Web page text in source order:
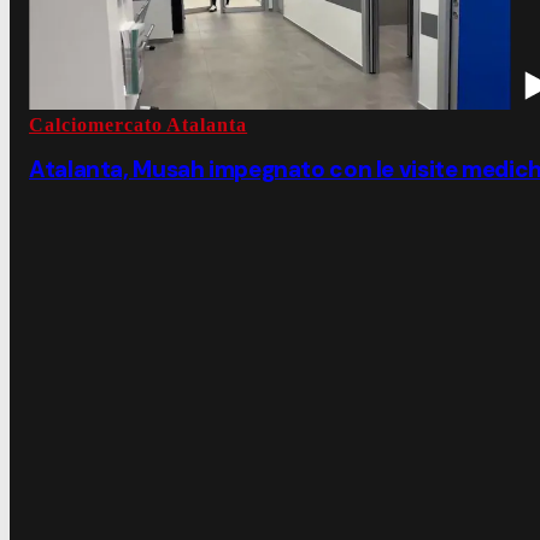
Calciomercato Atalanta
Atalanta, Musah impegnato con le visite